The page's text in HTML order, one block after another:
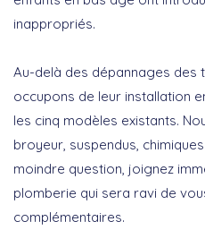
inappropriés.
Au-delà des dépannages des
occupons de leur installation
les cinq modèles existants.
broyeur, suspendus,
moindre question, joignez
plomberie qui sera ravi de
complémentaires.